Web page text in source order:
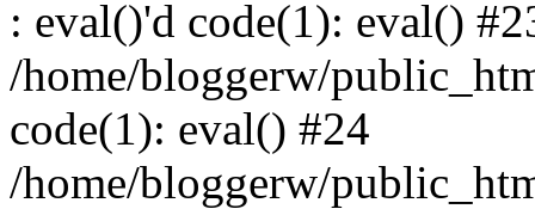
: eval()'d code(1): eval()
/home/bloggerw/
code(1): eval() #24
/home/bloggerw/